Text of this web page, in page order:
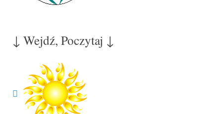
↓ Wejdź, Poczytaj ↓